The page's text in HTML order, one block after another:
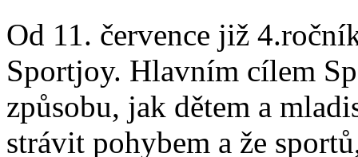
Od 11. července již
Sportjoy. Hlavním cílem
způsobu, jak dětem a
strávit pohybem a že